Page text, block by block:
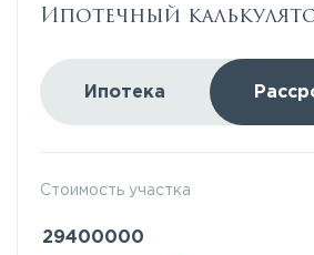
Ипотечный
Ипотека
Стоимость участка